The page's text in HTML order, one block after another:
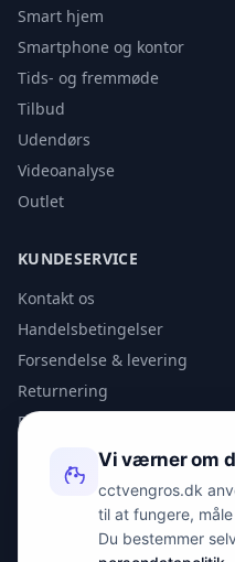
Smart hjem
Smartphone og kontor
Tids- og fremmøde
Tilbud
Udendørs
Videoanalyse
Outlet
KUNDESERVICE
Kontakt os
Handelsbetingelser
Forsendelse & levering
Returnering
Privatlivspolitik
KONTAKT
info@spyman.dk
Vi værner om
cctvengros.dk
til at fungere,
Du bestemmer